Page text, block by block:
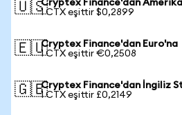
🇺🇸Cryptex Finance'dan
1 CTX eşittir $0,2899
🇪🇺Cryptex Finance'dan Euro'na
1 CTX eşittir €0,2508
🇬🇧Cryptex Finance'dan İngiliz
1 CTX eşittir £0,2149